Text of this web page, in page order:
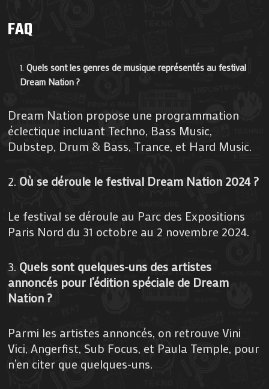
FAQ
Quels sont les genres de musique représentés au festival
Dream Nation ?
Dream Nation propose une programmation
éclectique incluant Techno, Bass Music,
Dubstep, Drum & Bass, Trance, et Hard Music.
2. Où se déroule le festival Dream Nation 2024 ?
Le festival se déroule au Parc des Expositions
Paris Nord du 31 octobre au 2 novembre 2024.
3. Quels sont quelques-uns des artistes
annoncés pour l’édition spéciale de Dream
Nation ?
Parmi les artistes annoncés, on retrouve Vini
Vici, Angerfist, Sub Focus, et Paula Temple, pour
n’en citer que quelques-uns.